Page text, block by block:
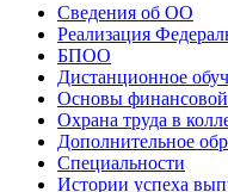
Сведения об ОО
Реализация
БПОО
Дистанционное
Основы финансовой
Охрана труда в
Дополнительное
Специальности
Истории успеха